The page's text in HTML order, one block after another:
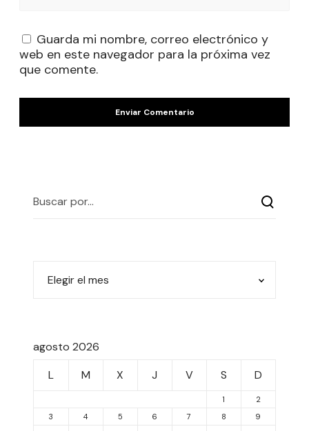
Guarda mi nombre, correo electrónico y
web en este navegador para la próxima vez
que comente.
agosto 2026
L
M X J V S D
1
2
3
4 5 6 7 8
9